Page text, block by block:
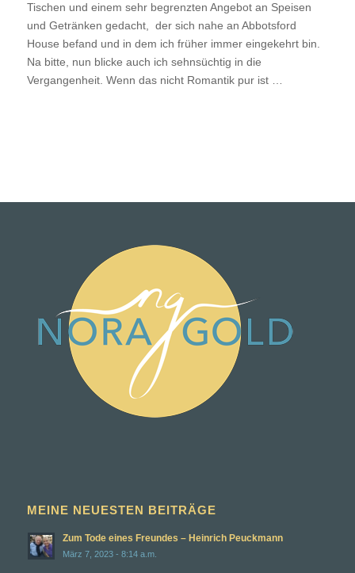
Tischen und einem sehr begrenzten Angebot an Speisen
und Getränken gedacht, der sich nahe an Abbotsford
House befand und in dem ich früher immer eingekehrt bin.
Na bitte, nun blicke auch ich sehnsüchtig in die
Vergangenheit. Wenn das nicht Romantik pur ist …
MEINE NEUESTEN BEITRÄGE
Zum Tode eines Freundes – Heinrich Peuckmann
März 7, 2023 - 8:14 a.m.